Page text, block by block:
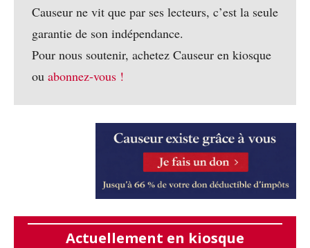
Causeur ne vit que par ses lecteurs, c’est la seule
garantie de son indépendance.
Pour nous soutenir, achetez Causeur en kiosque
ou abonnez-vous !
Actuellement en kiosque